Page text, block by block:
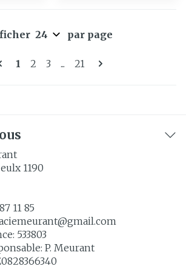
Pages
Vous lisez actuellement la page
1 Page
2 Page
3 ... Page
21
par page
1190
11 85
gmail.com
533803
P. Meurant